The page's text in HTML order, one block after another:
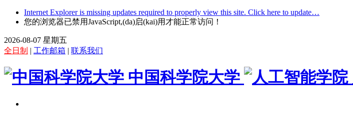
Internet Explorer is missing updates required to properly view this site. Click here to update…
您的浏览器已禁用JavaScript,(da)启(kai)用才能正常访问！
2026-08-07 星期五
全日制 | 工作邮箱 | 联系我们
中国科学院大学